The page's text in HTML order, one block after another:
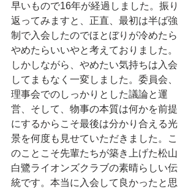
早いもので16年が経過しました。振り
返ってみますと、正直、最初は半ば強
制で入会したのでほとぼりが冷めたら
やめたらいいやと考えておりました。
しかしながら、やめたい気持ちは入会
してまもなく一変しました。委員会、
理事会でのしっかりとした議論と運
営、そして、物事の本質は何かを前提
にするからこそ最後は分かり合える光
景を何度も見せていただきました。こ
のことこそ先輩たちが築き上げた松山
白鷺ライオンズクラブの素晴らしい伝
統です。本当に入会して良かったと思